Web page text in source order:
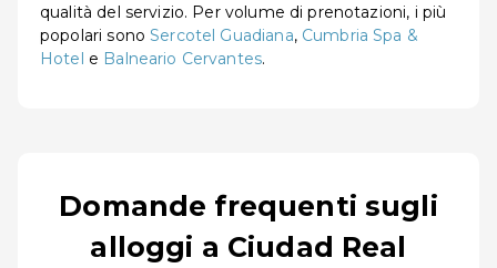
qualità del servizio. Per volume di prenotazioni, i più
popolari sonoSercotel Guadiana, Cumbria Spa &
Hotel e Balneario Cervantes.
Domande frequenti sugli
alloggi a Ciudad Real